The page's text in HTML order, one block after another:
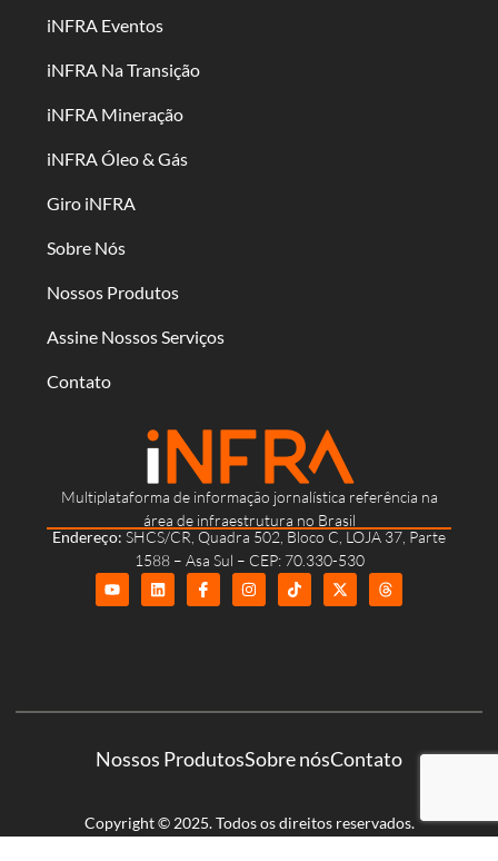
Multiplataforma de informação jornalística referência na
área de infraestrutura no Brasil
Endereço: SHCS/CR, Quadra 502, Bloco C, LOJA 37, Parte
1588 – Asa Sul – CEP: 70.330-530
iNFRA Eventos
iNFRA Na Transição
iNFRA Mineração
iNFRA Óleo & Gás
Giro iNFRA
Sobre Nós
Nossos Produtos
Assine Nossos Serviços
Contato
Nossos ProdutosSobre nósContato
Copyright © 2025. Todos os direitos reservados.